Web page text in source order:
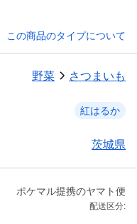
この商品のタイプについて
野菜 さつまいも
紅はるか
茨城県
ポケマル提携のヤマト便
配送区分: